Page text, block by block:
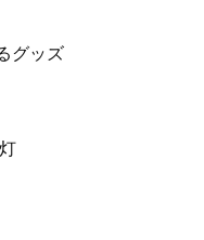
グッズ